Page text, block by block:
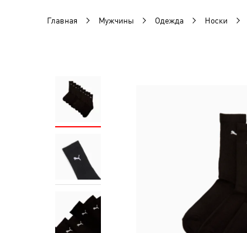
Главная Мужчины Одежда Носки